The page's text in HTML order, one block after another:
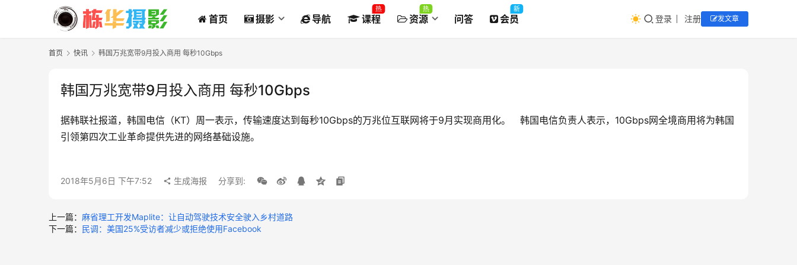
首页 摄影 导航 课程
热
资源
热
问答 会员
新
登录 注册 发文章
首页 快讯 韩国万兆宽带9月投入商用 每秒10Gbps
韩国万兆宽带9月投入商用 每秒10Gbps
据韩联社报道，韩国电信（KT）周一表示，传输速度达到每秒10Gbps的万兆位互联网将于9月实现商用化。　韩国电信负责人表示，10Gbps网全境商用将为韩国
引领第四次工业革命提供先进的网络基础设施。
2018年5月6日 下午7:52 生成海报 分享到:
上一篇： 麻省理工开发Maplite：让自动驾驶技术安全驶入乡村道路
下一篇： 民调：美国25%受访者减少或拒绝使用Facebook